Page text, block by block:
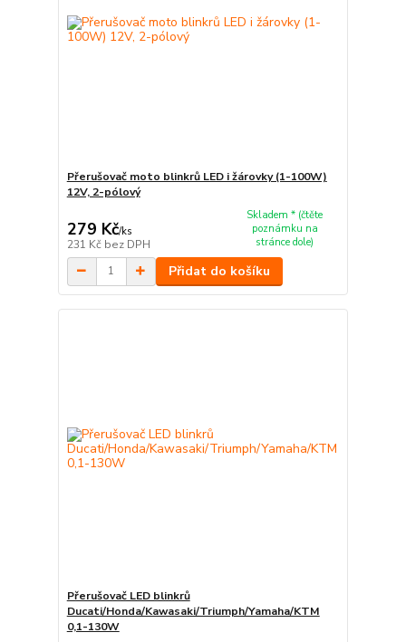
Přerušovač moto blinkrů LED i žárovky (1-100W)
12V, 2-pólový
279 Kč/ks
231 Kč bez DPH
Skladem * (čtěte
poznámku na
stránce dole)
Přidat do košíku
Přerušovač LED blinkrů
Ducati/Honda/Kawasaki/Triumph/Yamaha/KTM
0,1-130W